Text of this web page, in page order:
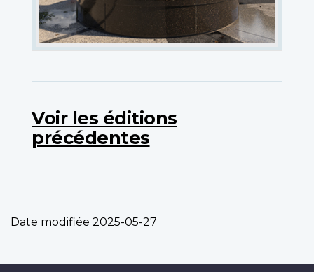
Voir les éditions
précédentes
Date modifiée 2025-05-27